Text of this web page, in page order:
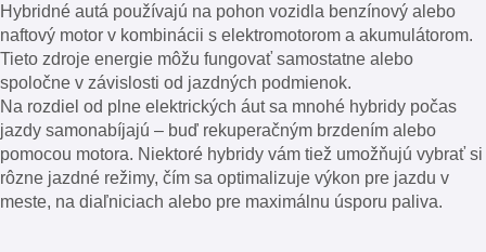
Hybridné autá používajú na pohon vozidla benzínový alebo
naftový motor v kombinácii s elektromotorom a akumulátorom.
Tieto zdroje energie môžu fungovať samostatne alebo
spoločne v závislosti od jazdných podmienok.
Na rozdiel od plne elektrických áut sa mnohé hybridy počas
jazdy samonabíjajú – buď rekuperačným brzdením alebo
pomocou motora. Niektoré hybridy vám tiež umožňujú vybrať si
rôzne jazdné režimy, čím sa optimalizuje výkon pre jazdu v
meste, na diaľniciach alebo pre maximálnu úsporu paliva.